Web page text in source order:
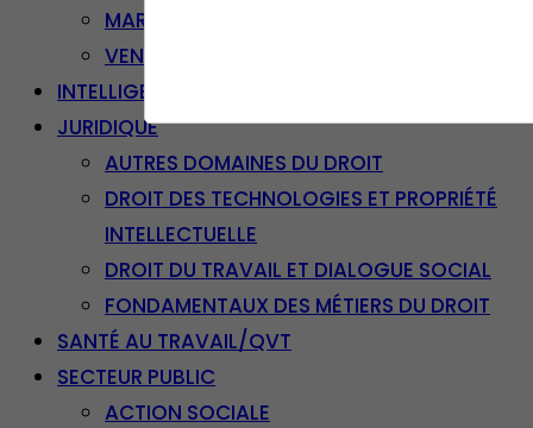
MARKETING
VENTE – RELATION CLIENT
INTELLIGENCE ARTIFICIELLE
JURIDIQUE
AUTRES DOMAINES DU DROIT
DROIT DES TECHNOLOGIES ET PROPRIÉTÉ
INTELLECTUELLE
DROIT DU TRAVAIL ET DIALOGUE SOCIAL
FONDAMENTAUX DES MÉTIERS DU DROIT
SANTÉ AU TRAVAIL/QVT
SECTEUR PUBLIC
ACTION SOCIALE